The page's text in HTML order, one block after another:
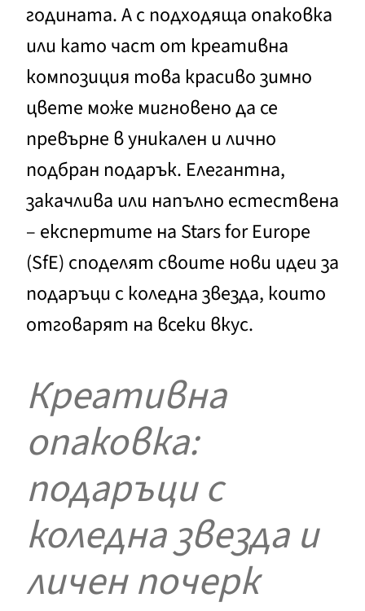
годината. А с подходяща опаковка
или като част от креативна
композиция това красиво зимно
цвете може мигновено да се
превърне в уникален и лично
подбран подарък. Елегантна,
закачлива или напълно естествена
– експертите на Stars for Europe
(SfE) споделят своите нови идеи за
подаръци с коледна звезда, които
отговарят на всеки вкус.
Креативна
опаковка:
подаръци с
коледна звезда и
личен почерк